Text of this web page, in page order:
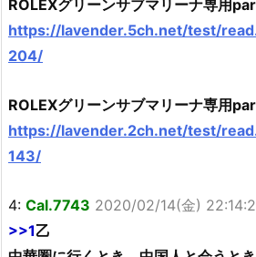
ROLEXグリーンサブマリーナ専用
https://lavender.5ch.net/test/
204/
ROLEXグリーンサブマリーナ専用
https://lavender.2ch.net/test/
143/
4: Cal.7743 2020/02/14(金)
>>1乙